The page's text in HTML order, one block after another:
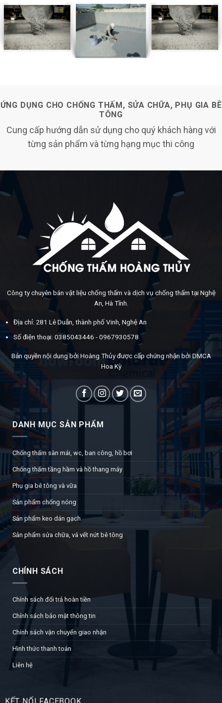
ỨNG DỤNG CHO CHỐNG THẤM, SỬA CHỮA, PHỤ GIA BÊ
TÔNG
Cung cấp hướng dẫn sử dụng cho quý khách hàng với
từng sản phẩm và từng hạng mục thi công
Công ty chuyên bán vật liệu chống thấm và dịch vụ chống thấm tại Nghệ
An, Hà Tĩnh.
Bản quyền nội dung bởi Hoàng Thủy được cấp chứng nhận bởi DMCA
Hoa Kỳ
DANH MỤC SẢN PHẨM
Chống thấm tầng hầm và hồ thang máy
Phụ gia bê tông và vữa
Sản phẩm chống nóng
Sản phẩm keo dán gạch
Sản phẩm sửa chữa, vá vết nứt bê tông
CHÍNH SÁCH
Chính sách bảo mật thông tin
Chính sách vận chuyển giao nhận
Hình thức thanh toán
KẾT NỐI FACEBOOK